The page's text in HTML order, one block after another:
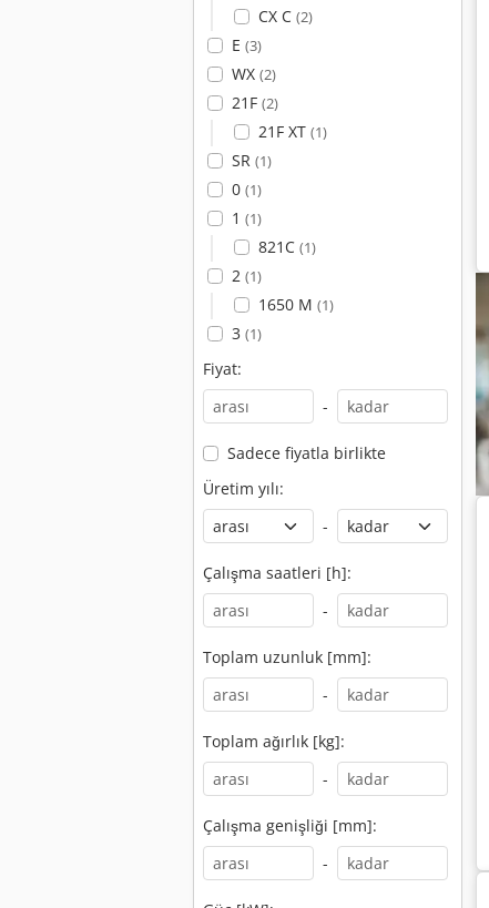
CX C (2)
E (3)
WX (2)
21F (2)
21F XT (1)
SR (1)
0 (1)
1 (1)
821C (1)
2 (1)
1650 M (1)
3 (1)
Fiyat:
-
Sadece fiyatla birlikte
Üretim yılı:
-
Çalışma saatleri [h]:
-
Toplam uzunluk [mm]:
-
Toplam ağırlık [kg]:
-
Çalışma genişliği [mm]:
-